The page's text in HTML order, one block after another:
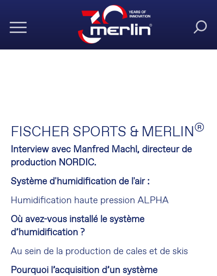
FISCHER SPORTS & MERLIN®
Interview avec Manfred Machl, directeur de
production NORDIC.
Système d'humidification de l'air :
Humidification haute pression ALPHA
Où avez-vous installé le système
d’humidification ?
Au sein de la production de cales et de skis
Pourquoi l’acquisition d’un système